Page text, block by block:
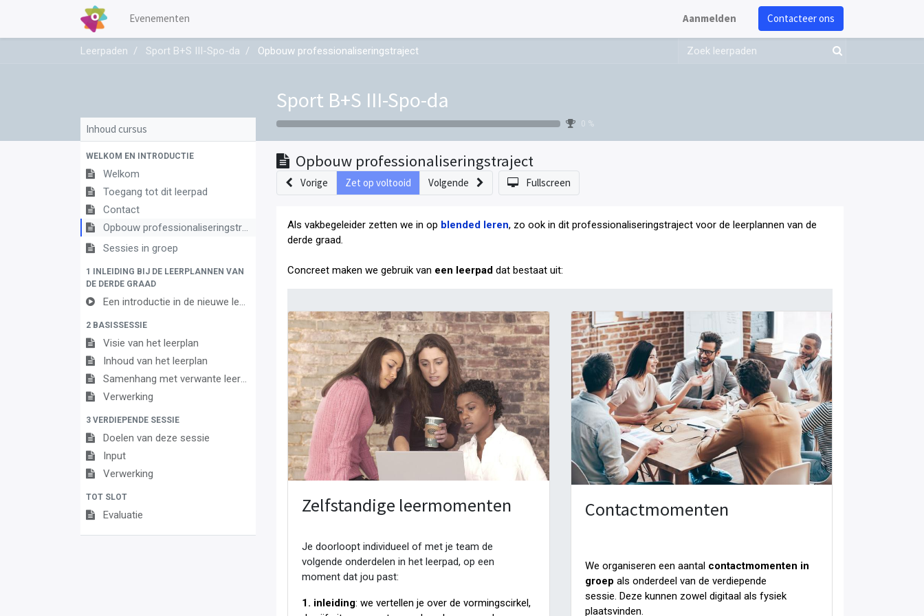
Evenementen Aanmelden Contacteer ons
Leerpaden Sport B+S III-Spo-da Opbouw professionaliseringstraject
Sport B+S III-Spo-da
0 %
Inhoud cursus
WELKOM EN INTRODUCTIE
Welkom
Toegang tot dit leerpad
Contact
Opbouw professionaliseringstraject
Sessies in groep
1 INLEIDING BIJ DE LEERPLANNEN VAN
DE DERDE GRAAD
Een introductie in de nieuwe leerplannen van de derde graad
2 BASISSESSIE
Visie van het leerplan
Inhoud van het leerplan
Samenhang met verwante leerplannen
Verwerking
3 VERDIEPENDE SESSIE
Doelen van deze sessie
Input
Verwerking
TOT SLOT
Evaluatie
Opbouw professionaliseringstraject
Vorige Zet op voltooid Volgende Fullscreen
Als vakbegeleider zetten we in op blended leren, zo ook in dit professionaliseringstraject voor de leerplannen van de
derde graad
Concreet maken we gebruik van een leerpad dat bestaat uit:
Zelfstandige leermomenten
Je doorloopt individueel of met je team de
volgende onderdelen in het leerpad, op een
moment dat jou past:
1. inleiding: we vertellen je over de vormingscirkel,
Contactmomenten
We organiseren een aantal contactmomenten in
groep als onderdeel van de verdiepende
sessie. Deze kunnen zowel digitaal als fysiek
plaatsvinden.